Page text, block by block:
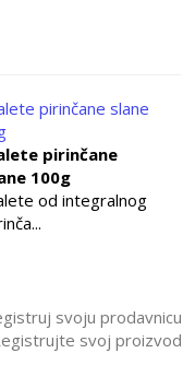
pirinčane
100g
od integralnog
svoju prodavnicu
svoj proizvod